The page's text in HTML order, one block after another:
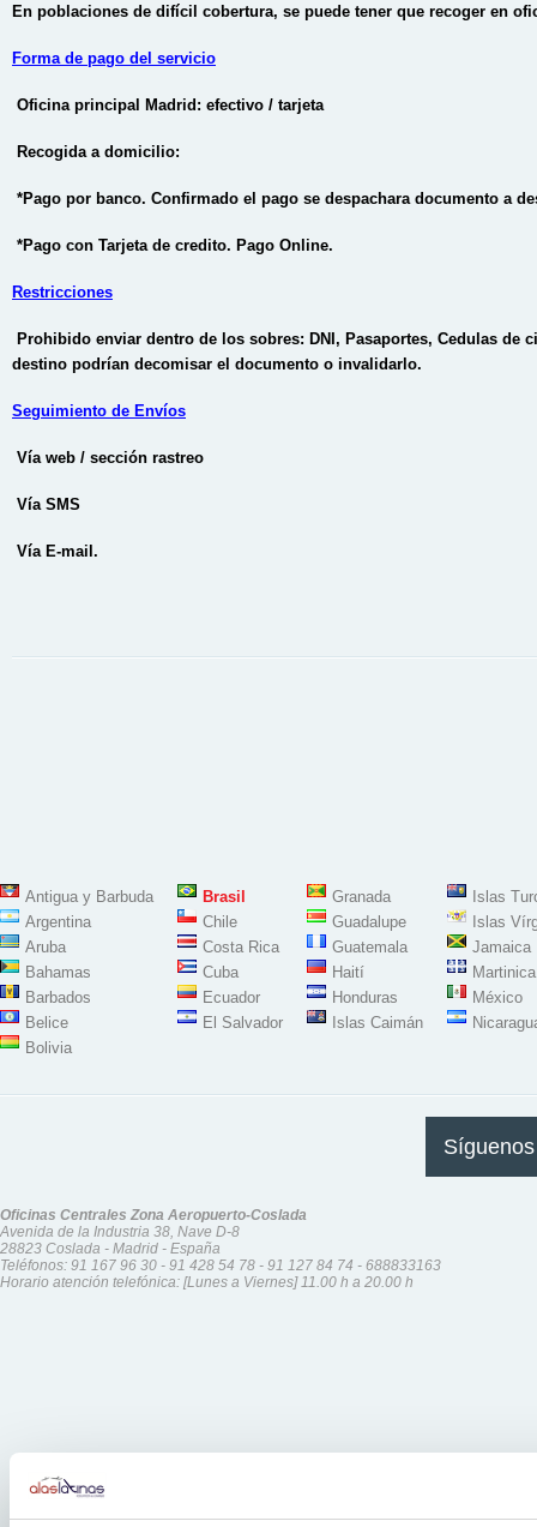
En poblaciones de difícil cobertura, se puede tener que recoger en
Forma de pago del servicio
Oficina principal Madrid: efectivo / tarjeta
Recogida a domicilio:
*Pago por banco. Confirmado el pago se despachara documento a
*Pago con Tarjeta de credito. Pago Online.
Restricciones
Prohibido enviar dentro de los sobres: DNI, Pasaportes, Cedulas de
destino podrían decomisar el documento o invalidarlo.
Seguimiento de Envíos
Vía web / sección rastreo
Vía SMS
Vía E-mail.
Antigua y Barbuda
Argentina
Aruba
Bahamas
Barbados
Belice
Bolivia
Brasil
Chile
Costa Rica
Cuba
Ecuador
El Salvador
Granada
Guadalupe
Guatemala
Haití
Honduras
Islas Caimán
Islas
Islas
Jamaica
Martinica
México
Oficinas Centrales Zona Aeropuerto-Coslada
Avenida de la Industria 38, Nave D-8
28823 Coslada - Madrid - España
Teléfonos: 91 167 96 30 - 91 428 54 78 - 91 127 84 74 - 688833163
Horario atención telefónica: [Lunes a Viernes] 11.00 h a 20.00 h